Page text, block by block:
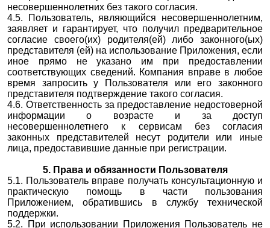
несовершеннолетних без такого согласия.
4.5. Пользователь, являющийся несовершеннолетним,
заявляет и гарантирует, что получил предварительное
согласие своего(их) родителя(ей) либо законного(ых)
представителя (ей) на использование Приложения, если
иное прямо не указано им при предоставлении
соответствующих сведений. Компания вправе в любое
время запросить у Пользователя или его законного
представителя подтверждение такого согласия.
4.6. Ответственность за предоставление недостоверной
информации о возрасте и за доступ
несовершеннолетнего к сервисам без согласия
законных представителей несут родители или иные
лица, предоставившие данные при регистрации.
5. Права и обязанности Пользователя
5.1. Пользователь вправе получать консультационную и
практическую помощь в части пользования
Приложением, обратившись в службу технической
поддержки.
5.2. При использовании Приложения Пользователь не